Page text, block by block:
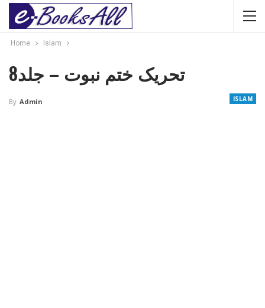
Home Islam
تحریک ختم نبوت – جلد8
ISLAM
By Admin